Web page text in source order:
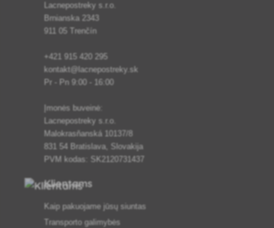
Lacnepostreky s.r.o.
Brnianska 2343
911 05 Trenčín
+421 915 420 295
kontakt@lacnepostreky.sk
Pr - Pn 9:00 - 16:00
Įmonės buveinė:
Lacnepostreky s.r.o.
Malokrasňanská 10137/8
831 54 Bratislava, Slovakija
PVM kodas: SK2120731437
Klientams
Kaip pakuojame jūsų siuntas
Transporto galimybės